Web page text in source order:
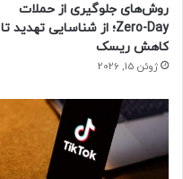
روش‌های جلوگیری از حملات
Zero-Day؛ از شناسایی تهدید تا
کاهش ریسک
ژوئن 15, 2026